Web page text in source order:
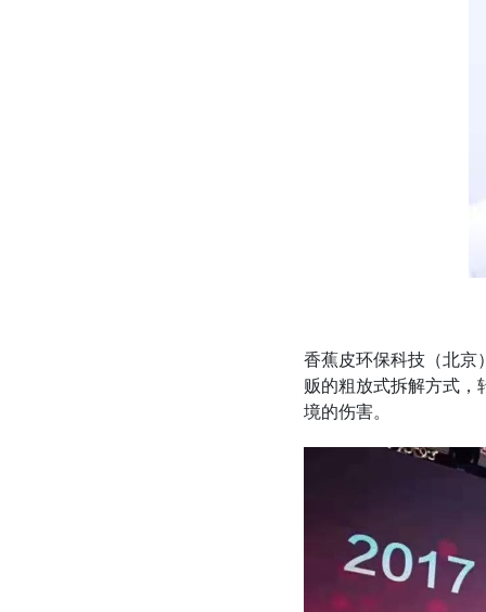
香蕉皮环保科技（北京
贩的粗放式拆解方式，
境的伤害。